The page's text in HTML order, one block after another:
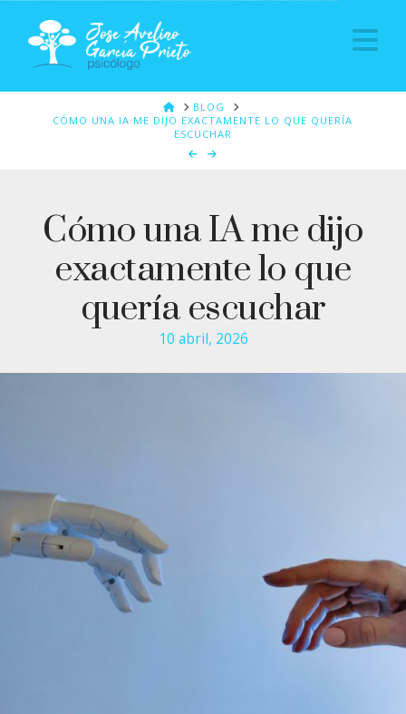
HOMEBLOG
CÓMO UNA IA ME DIJO EXACTAMENTE LO QUE QUERÍA
ESCUCHAR
Cómo una IA me dijo
exactamente lo que
quería escuchar
10 abril, 2026